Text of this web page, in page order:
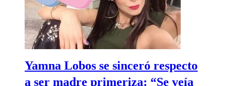
Yamna Lobos se sinceró respecto
a ser madre primeriza: “Se veía